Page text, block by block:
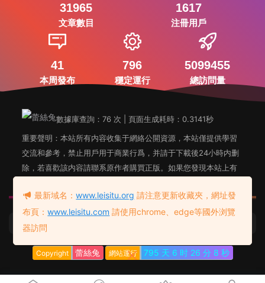
31965
文章數目
1617
注冊用戶
41
本周發布
796
穩定運行
5099455
總訪問量
數據庫查詢：76 次 | 頁面生成耗時：0.3141秒
重要聲明：本站所有内容收集于網絡公開資源，本站僅提供學習
交流和參考，禁止用戶用于商業行爲，并請于下載後24小時内删
除，若喜歡該内容請聯系原作者購買正版。如果您發現本站上有
Copyright 蕾絲兔 網站運行 795 天 6 时 26 分 8 秒
最新域名：www.leisitu.org 請注意更新收藏夾，網址發
布頁：www.leisitu.com 請使用chrome、edge等國外浏覽
器訪問